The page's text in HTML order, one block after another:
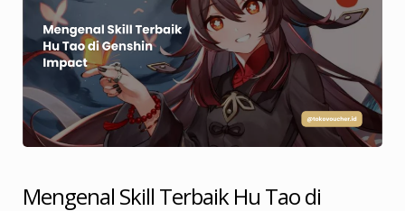
Mengenal Skill Terbaik Hu Tao di